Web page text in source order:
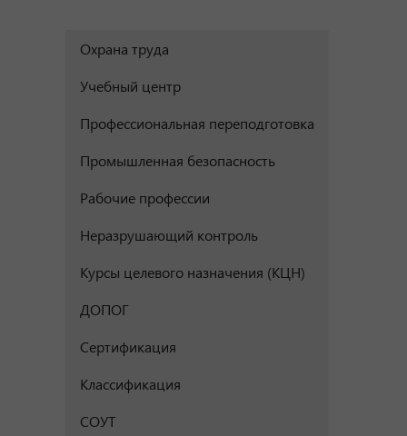
Охрана труда
Учебный центр
Профессиональная переподготовка
Промышленная безопасность
Рабочие профессии
Неразрушающий контроль
Курсы целевого назначения (КЦН)
ДОПОГ
Сертификация
Классификация
СОУТ